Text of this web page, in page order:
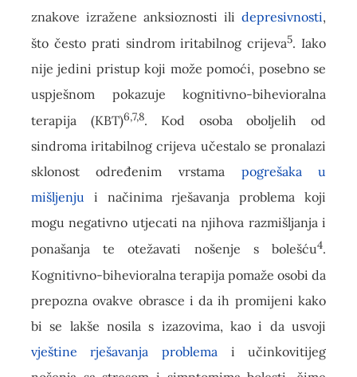
znakove izražene anksioznosti ilidepresivnosti,
što često prati sindrom iritabilnog crijeva5. Iako
nije jedini pristup koji može pomoći, posebno se
uspješnom pokazuje kognitivno-bihevioralna
terapija (KBT)6,7,8. Kod osoba oboljelih od
sindroma iritabilnog crijeva učestalo se pronalazi
sklonost određenim vrstama pogrešaka u
mišljenju i načinima rješavanja problema koji
mogu negativno utjecati na njihova razmišljanja i
ponašanja te otežavati nošenje s bolešću4.
Kognitivno-bihevioralna terapija pomaže osobi da
prepozna ovakve obrasce i da ih promijeni kako
bi se lakše nosila s izazovima, kao i da usvoji
vještine rješavanja problema i učinkovitijeg